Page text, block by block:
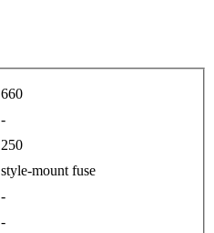
660
-
250
style-mount fuse
-
-